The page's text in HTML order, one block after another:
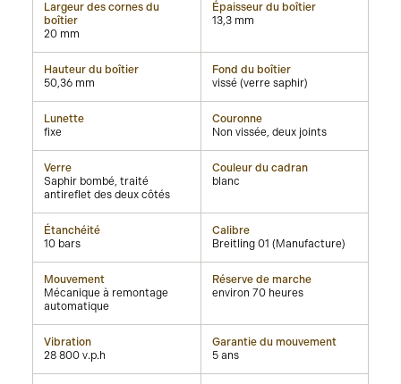
Largeur des cornes du
boîtier
20 mm
Épaisseur du boîtier
13,3 mm
Hauteur du boîtier
50,36 mm
Fond du boîtier
vissé (verre saphir)
Lunette
fixe
Couronne
Non vissée, deux joints
Verre
Saphir bombé, traité
antireflet des deux côtés
Couleur du cadran
blanc
Étanchéité
10 bars
Calibre
Breitling 01 (Manufacture)
Mouvement
Mécanique à remontage
automatique
Réserve de marche
environ 70 heures
Vibration
28 800 v.p.h
Garantie du mouvement
5 ans